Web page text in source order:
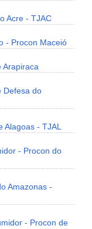
Acre - TJAC
- Procon Maceió
Arapiraca
Defesa do
Alagoas - TJAL
- Procon do
Amazonas -
- Procon de